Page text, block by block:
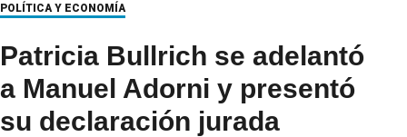
POLÍTICA Y ECONOMÍA
Patricia Bullrich se adelantó
a Manuel Adorni y presentó
su declaración jurada